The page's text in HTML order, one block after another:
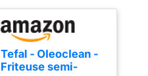
une cuisson toujours
croustillante Contrôle
facile: Thermostat
réglable jusqu'à 190 °C
avec témoin lumineux
pour des fritures
Tefal - Oleoclean -
Friteuse semi-